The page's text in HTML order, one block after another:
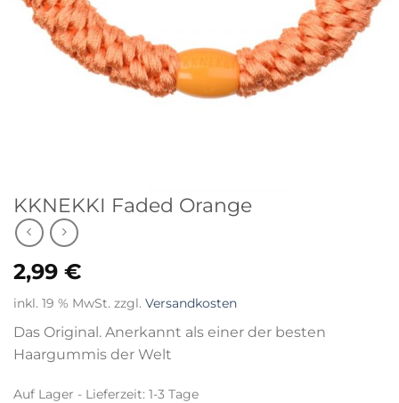
KKNEKKI Faded Orange
2,99 €
inkl. 19 % MwSt. zzgl. Versandkosten
Das Original. Anerkannt als einer der besten
Haargummis der Welt
Auf Lager - Lieferzeit: 1-3 Tage